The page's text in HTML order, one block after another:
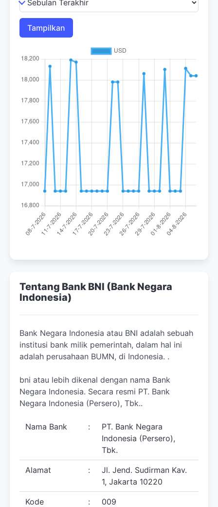
Tampilkan
Tentang Bank BNI (Bank Negara
Indonesia)
Bank Negara Indonesia atau BNI adalah sebuah
institusi bank milik pemerintah, dalam hal ini
adalah perusahaan BUMN, di Indonesia. .
bni atau lebih dikenal dengan nama Bank
Negara Indonesia. Secara resmi PT. Bank
Negara Indonesia (Persero), Tbk..
Nama Bank :
PT. Bank Negara
Indonesia (Persero),
Tbk.
Alamat :
Jl. Jend. Sudirman Kav.
1, Jakarta 10220
Kode
: 009